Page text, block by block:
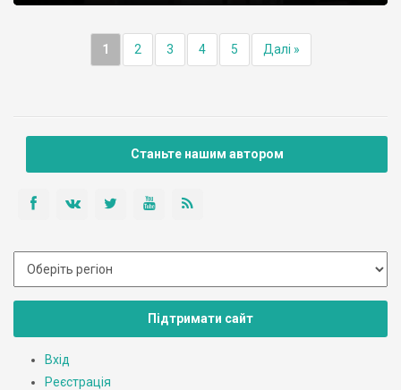
1 2 3 4 5 Далі »
Станьте нашим автором
Підтримати сайт
Вхід
Реєстрація